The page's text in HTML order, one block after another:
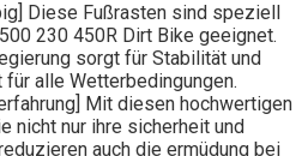
Diese Fußrasten sind speziell
230 450R Dirt Bike geeignet.
sorgt für Stabilität und
für alle Wetterbedingungen.
Mit diesen hochwertigen
nicht nur ihre sicherheit und
auch die ermüdung bei